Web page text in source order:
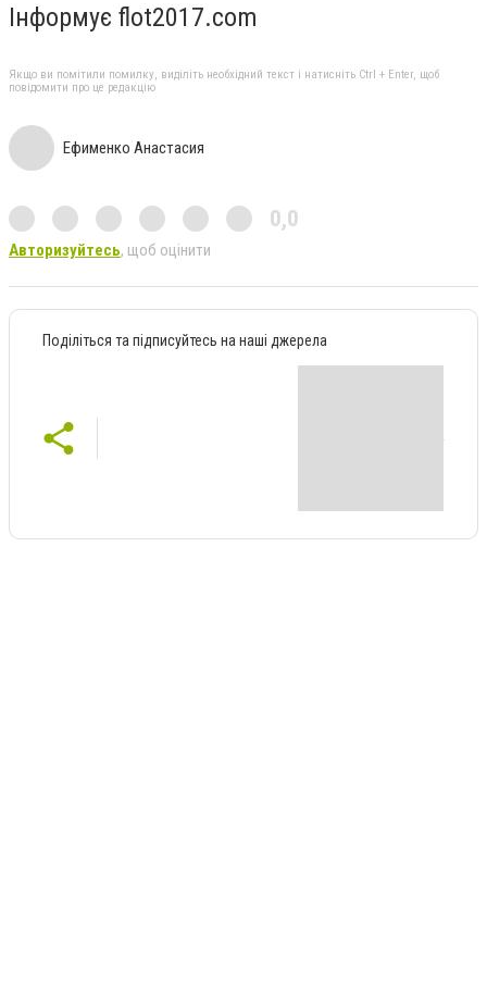
Інформує flot2017.com
Якщо ви помітили помилку, виділіть необхідний текст і натисніть Ctrl + Enter, щоб
повідомити про це редакцію
Ефименко Анастасия
0,0
Авторизуйтесь, щоб оцінити
Поділіться та підписуйтесь на наші джерела